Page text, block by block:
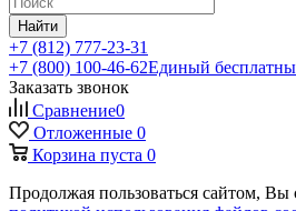
Найти
+7 (812) 777-23-31
+7 (800) 100-46-62Единый
Заказать звонок
Сравнение0
Отложенные 0
Корзина пуста 0
Продолжая пользоваться сайтом, Вы